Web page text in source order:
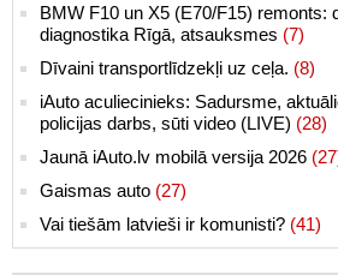
BMW F10 un X5 (E70/F15) remonts:
diagnostika Rīgā, atsauksmes (7)
Dīvaini transportlīdzekļi uz ceļa. (8)
iAuto aculiecinieks: Sadursme,
policijas darbs, sūti video (LIVE) (28)
Jaunā iAuto.lv mobilā versija 2026
Gaismas auto (27)
Vai tiešām latvieši ir komunisti? (41)